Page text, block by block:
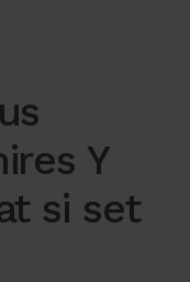
Y
si set